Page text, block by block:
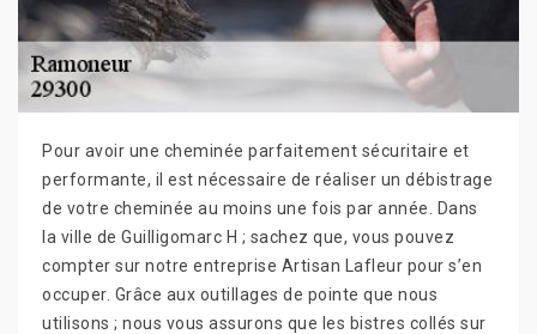
Pour avoir une cheminée parfaitement sécuritaire et
performante, il est nécessaire de réaliser un débistrage
de votre cheminée au moins une fois par année. Dans
la ville de Guilligomarc H ; sachez que, vous pouvez
compter sur notre entreprise Artisan Lafleur pour s’en
occuper. Grâce aux outillages de pointe que nous
utilisons ; nous vous assurons que les bistres collés sur